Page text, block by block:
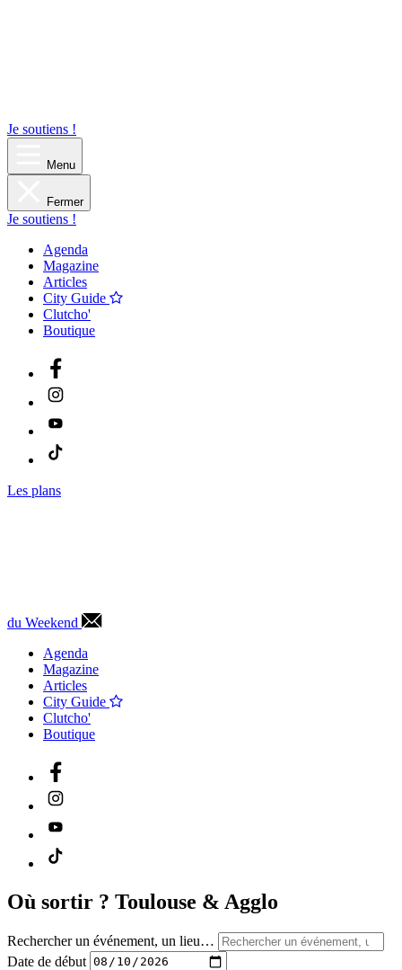
Je soutiens !
Menu
Fermer
Je soutiens !
Agenda
Magazine
Articles
City Guide
Clutcho'
Boutique
Les plans
du Weekend
Agenda
Magazine
Articles
City Guide
Clutcho'
Boutique
Où sortir ? Toulouse & Agglo
Rechercher un événement, un lieu…
Date de début